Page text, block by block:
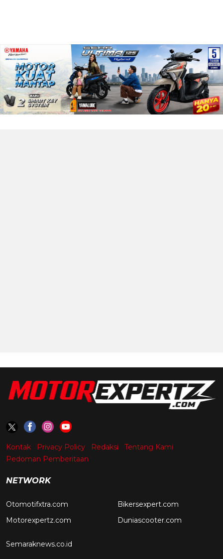
Kontak Privacy Policy Redaksi
Tentang Kami
Pedoman Pemberitaan
NETWORK
Otomotifxtra.com
Motorexpertz.com
Bikersexpert.com
Duniascooter.com
Semaraknews.co.id